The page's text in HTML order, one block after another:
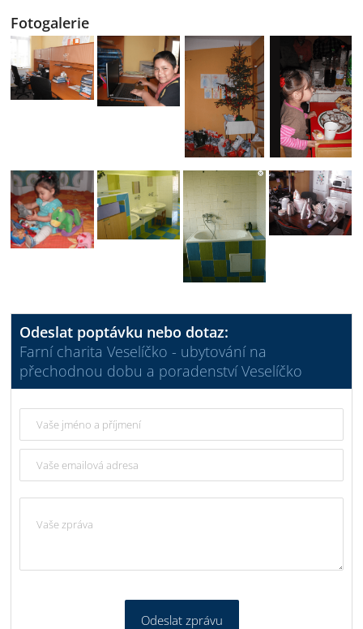
Fotogalerie
Odeslat poptávku nebo dotaz:
Farní charita Veselíčko - ubytování na
přechodnou dobu a poradenství Veselíčko
Odeslat zprávu